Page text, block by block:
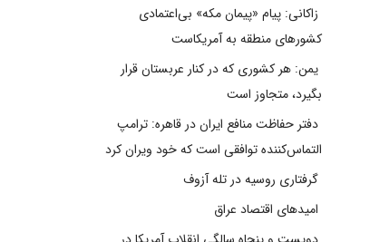
زاکانی: پیام «پیمان مکه» بی‌اعتمادی
کشورهای منطقه به آمریکاست
یمن: هر کشوری که در کنار عربستان قرار
بگیرد، متجاوز است
دفتر حفاظت منافع ایران در قاهره: ترامپ
التماس‌کننده توافقی است که خود ویران کرد
گرفتاری روسیه در تله آزوف
امیدهای اقتصاد عراق